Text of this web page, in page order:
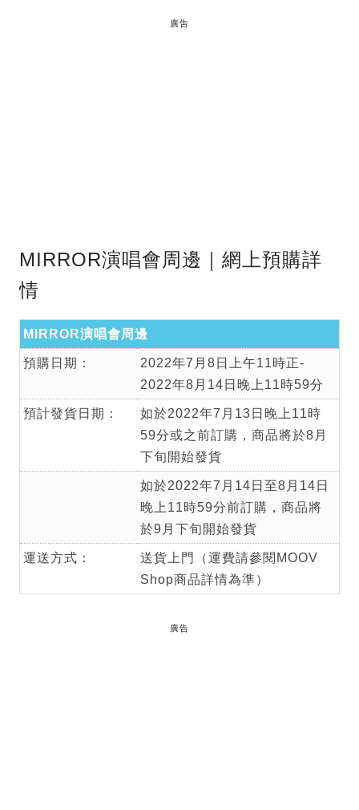
廣告
MIRROR演唱會周邊｜網上預購詳
情
MIRROR演唱會周邊
預購日期：
2022年7月8日上午11時正-
2022年8月14日晚上11時59分
預計發貨日期：
如於2022年7月13日晚上11時
59分或之前訂購，商品將於8月
下旬開始發貨
如於2022年7月14日至8月14日
晚上11時59分前訂購，商品將
於9月下旬開始發貨
運送方式：
送貨上門（運費請參閱MOOV
Shop商品詳情為準）
廣告